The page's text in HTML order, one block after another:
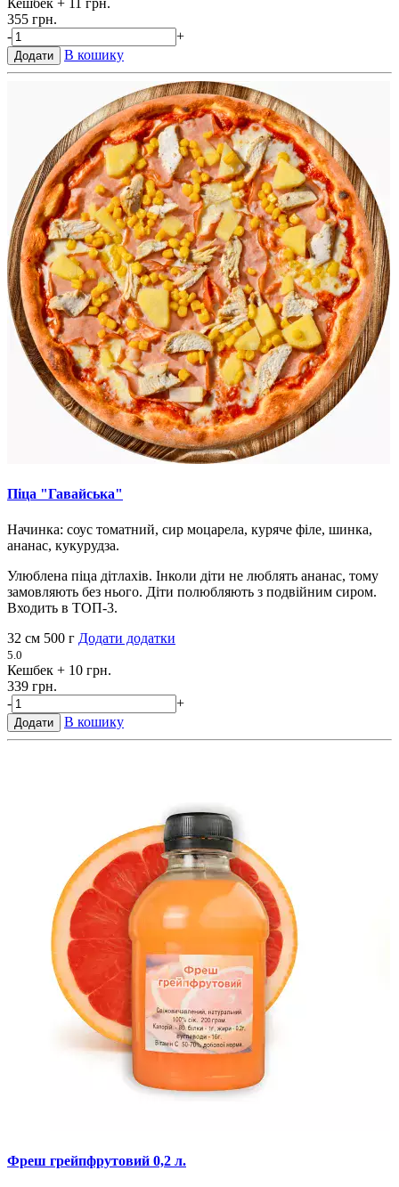
Кешбек + 11 грн.
355 грн.
-
+
Додати В кошику
Піца "Гавайська"
Начинка: соус томатний, сир моцарела, куряче філе, шинка,
ананас, кукурудза.
Улюблена піца дітлахів. Інколи діти не люблять ананас, тому
замовляють без нього. Діти полюбляють з подвійним сиром.
Входить в ТОП-3.
32 см 500 г Додати додатки
5.0
Кешбек + 10 грн.
339 грн.
-
+
Додати В кошику
Фреш грейпфрутовий 0,2 л.